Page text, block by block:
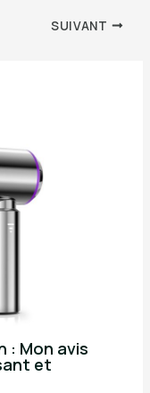
SUIVANT
: Mon avis
et